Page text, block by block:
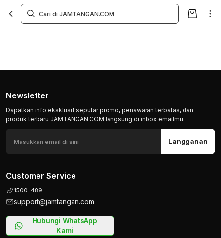
Newsletter
Dapatkan info eksklusif seputar promo, penawaran terbatas, dan
produk terbaru JAMTANGAN.COM langsung di inbox emailmu.
Langganan
Customer Service
1500-489
support@jamtangan.com
Hubungi WhatsApp
Kami